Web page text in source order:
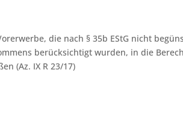
die nach § 35b EStG nicht
berücksichtigt wurden, in die
(Az. IX R 23/17)